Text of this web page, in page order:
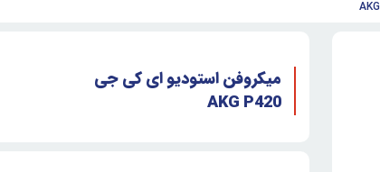
میکروفن استودیو ای کی جی
AKG P420